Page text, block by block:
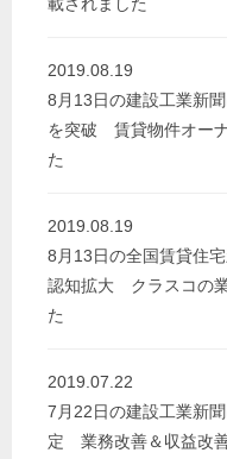
2019.08.19
8月13日の建設工業新
を突破 賃貸物件オー
た
2019.08.19
8月13日の全国賃貸住
認知拡大 クラスコの
た
2019.07.22
7月22日の建設工業新
定 業務改善＆収益改